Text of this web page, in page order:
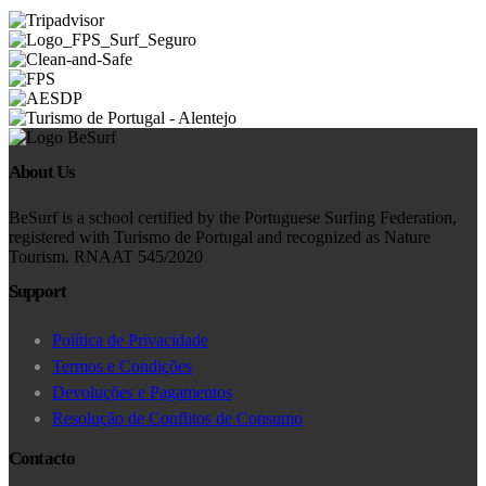
About Us
BeSurf is a school certified by the Portuguese Surfing Federation,
registered with Turismo de Portugal and recognized as Nature
Tourism. RNAAT 545/2020
Support
Política de Privacidade
Termos e Condições
Devoluções e Pagamentos
Resolução de Conflitos de Consumo
Contacto